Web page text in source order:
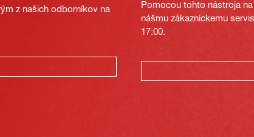
z našich odborníkov na
Pomocou tohto nástroja
nášmu zákazníckemu
17:00.